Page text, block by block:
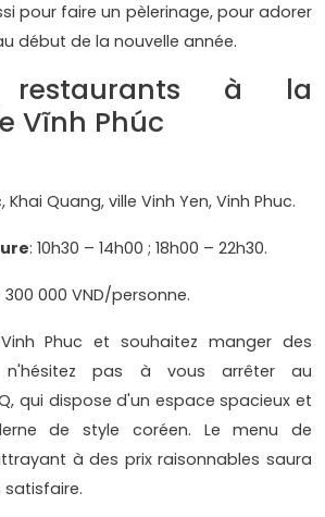
pour faire un pèlerinage, pour adorer
début de la nouvelle année.
restaurants à la
Vĩnh Phúc
Khai Quang, ville Vinh Yen, Vinh Phuc.
: 10h30 – 14h00 ; 18h00 – 22h30.
300 000 VND/personne.
Phuc et souhaitez manger des
n'hésitez pas à vous arrêter au
qui dispose d'un espace spacieux et
de style coréen. Le menu de
à des prix raisonnables saura